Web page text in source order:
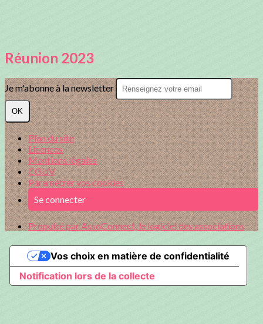
Réunion 2023
Je m'abonne à la newsletter
OK
Plan du site
Licences
Mentions légales
CGUV
Paramétrer vos cookies
Se connecter
Propulsé par AssoConnect, le logiciel des associations
Notification lors de la collecte
Vos choix en matière de confidentialité